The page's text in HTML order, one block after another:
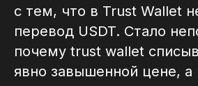
с тем, что в Trust Wallet
перевод USDT. Стало
почему trust wallet
явно завышенной цене, а